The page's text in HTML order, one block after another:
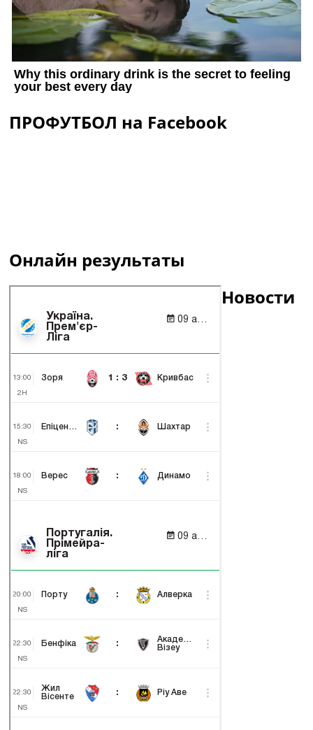
ПРОФУТБОЛ на Facebook
Онлайн результаты
Новости